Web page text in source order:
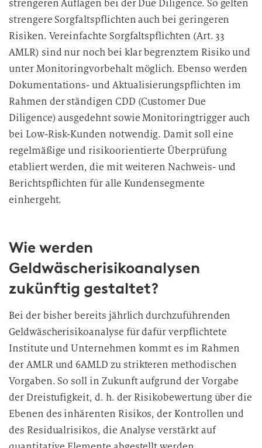
strengeren Auflagen bei der Due Diligence. So gelten
strengere Sorgfaltspflichten auch bei geringeren
Risiken. Vereinfachte Sorgfaltspflichten (Art. 33
AMLR) sind nur noch bei klar begrenztem Risiko und
unter Monitoringvorbehalt möglich. Ebenso werden
Dokumentations- und Aktualisierungspflichten im
Rahmen der ständigen CDD (Customer Due
Diligence) ausgedehnt sowie Monitoringtrigger auch
bei Low-Risk-Kunden notwendig. Damit soll eine
regelmäßige und risikoorientierte Überprüfung
etabliert werden, die mit weiteren Nachweis- und
Berichtspflichten für alle Kundensegmente
einhergeht.
Wie werden
Geldwäscherisikoanalysen
zukünftig gestaltet?
Bei der bisher bereits jährlich durchzuführenden
Geldwäscherisikoanalyse für dafür verpflichtete
Institute und Unternehmen kommt es im Rahmen
der AMLR und 6AMLD zu strikteren methodischen
Vorgaben. So soll in Zukunft aufgrund der Vorgabe
der Dreistufigkeit, d. h. der Risikobewertung über die
Ebenen des inhärenten Risikos, der Kontrollen und
des Residualrisikos, die Analyse verstärkt auf